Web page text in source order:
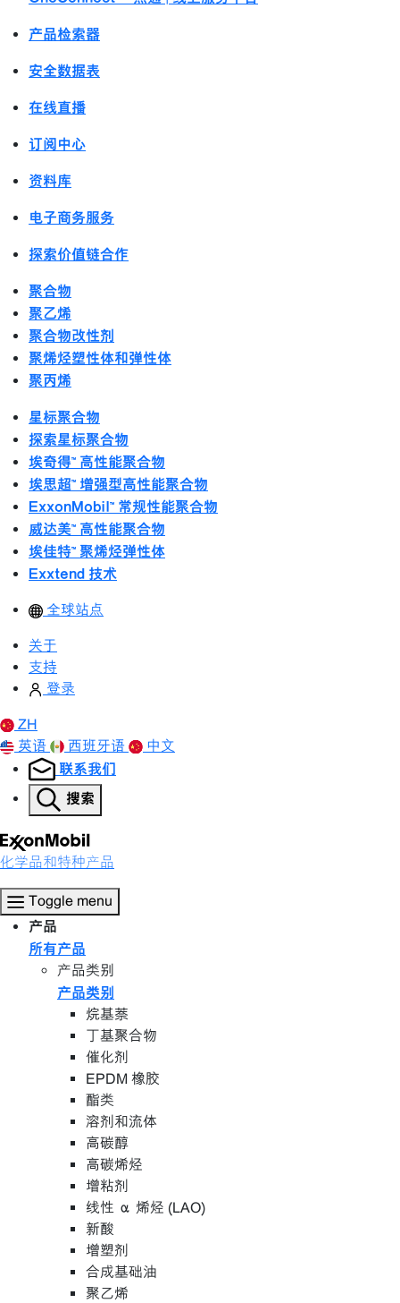
产品检索器
安全数据表
在线直播
订阅中心
资料库
电子商务服务
探索价值链合作
聚合物
聚乙烯
聚合物改性剂
聚烯烃塑性体和弹性体
聚丙烯
星标聚合物
探索星标聚合物
埃奇得™ 高性能聚合物
埃思超™ 增强型高性能聚合物
ExxonMobil™ 常规性能聚合物
威达美™ 高性能聚合物
埃佳特™ 聚烯烃弹性体
Exxtend 技术
全球站点
关于
支持
登录
ZH
英语
西班牙语 中文
联系我们
搜索
化学品和特种产品
Toggle menu
产品
所有产品
产品类别
产品类别
烷基萘
丁基聚合物
催化剂
EPDM 橡胶
酯类
溶剂和流体
高碳醇
高碳烯烃
增粘剂
线性 α 烯烃 (LAO)
新酸
增塑剂
合成基础油
聚乙烯